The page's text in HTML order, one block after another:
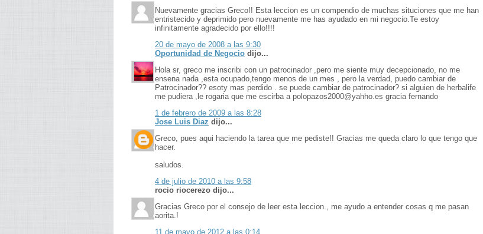
Nuevamente gracias Greco!! Esta leccion es un compendio de muchas situciones que me han
entristecido y deprimido pero nuevamente me has ayudado en mi negocio.Te estoy
infinitamente agradecido por ello!!!!
20 de mayo de 2008 a las 9:30
Oportunidad de Negocio dijo...
Hola sr, greco me inscribi con un patrocinador ,pero me siente muy decepcionado, no me
ensena nada ,esta ocupado,tengo menos de un mes , pero la verdad, puedo cambiar de
Patrocinador?? esoty mas perdido . se puede cambiar de patrocinador? si alguien de herbalife
me pudiera ,le rogaria que me escirba a polopazos2000@yahho.es gracia fernando
1 de febrero de 2009 a las 8:28
Jose Luis Diaz dijo...
Greco, pues aqui haciendo la tarea que me pediste!! Gracias me queda claro lo que tengo que
hacer.
saludos.
4 de julio de 2010 a las 9:58
rocio riocerezo dijo...
Gracias Greco por el consejo de leer esta leccion., me ayudo a entender cosas q me pasan
aorita.!
11 de mayo de 2012 a las 0:14